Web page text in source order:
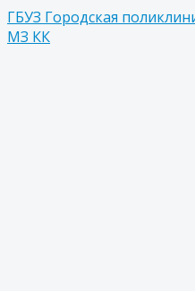
ГБУЗ Городская
МЗ КК